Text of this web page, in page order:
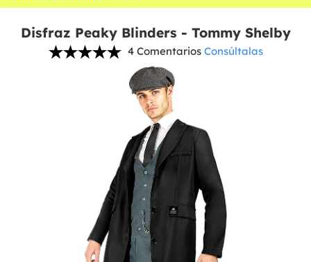
Disfraz Peaky Blinders - Tommy Shelby
4 Comentarios Consúltalas